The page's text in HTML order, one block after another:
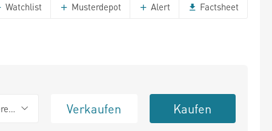
Watchlist Musterdepot Alert Factsheet
Verkaufen Kaufen